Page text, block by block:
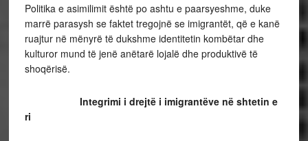
Politika e asimilimit është po ashtu e paarsyeshme, duke
marrë parasysh se faktet tregojnë se imigrantët, që e kanë
ruajtur në mënyrë të dukshme identitetin kombëtar dhe
kulturor mund të jenë anëtarë lojalë dhe produktivë të
shoqërisë.
Integrimi i drejtë i imigrantëve në shtetin e
ri